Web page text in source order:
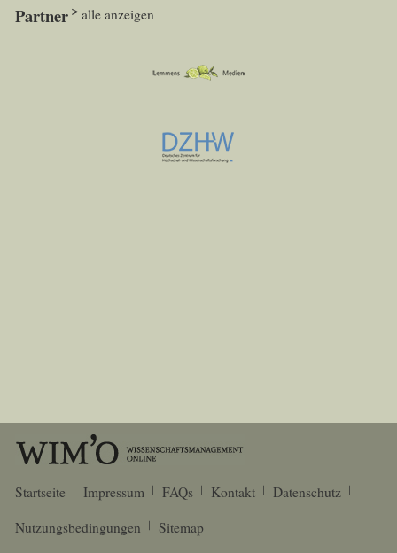
Partner alle anzeigen
Startseite Impressum FAQs Kontakt
Datenschutz
Nutzungsbedingungen
Sitemap